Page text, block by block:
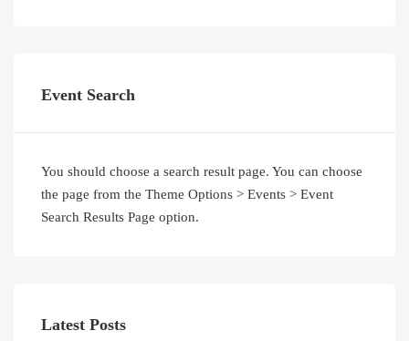
Event Search
You should choose a search result page. You can choose
the page from the Theme Options > Events > Event
Search Results Page option.
Latest Posts